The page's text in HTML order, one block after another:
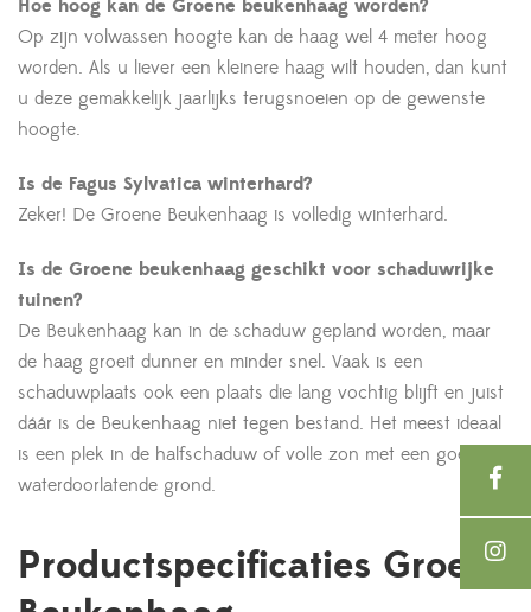
Hoe hoog kan de Groene beukenhaag worden?
Op zijn volwassen hoogte kan de haag wel 4 meter hoog
worden. Als u liever een kleinere haag wilt houden, dan kunt
u deze gemakkelijk jaarlijks terugsnoeien op de gewenste
hoogte.
Is de Fagus Sylvatica winterhard?
Zeker! De Groene Beukenhaag is volledig winterhard.
Is de Groene beukenhaag geschikt voor schaduwrijke
tuinen?
De Beukenhaag kan in de schaduw gepland worden, maar
de haag groeit dunner en minder snel. Vaak is een
schaduwplaats ook een plaats die lang vochtig blijft en juist
dáár is de Beukenhaag niet tegen bestand. Het meest ideaal
is een plek in de halfschaduw of volle zon met een goede
waterdoorlatende grond.
Productspecificaties Groene